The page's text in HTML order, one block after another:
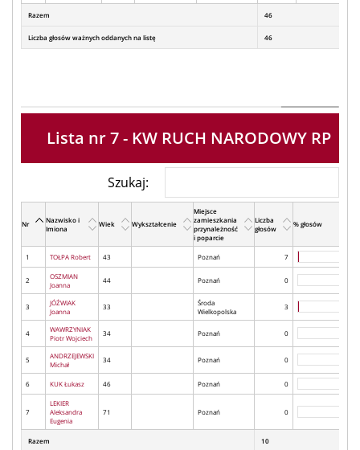
Razem 46
Liczba głosów ważnych oddanych na listę 46
Lista nr 7 - KW RUCH NARODOWY RP
Szukaj:
Nr
Nazwisko i
Imiona
Wiek Wykształcenie
Miejsce
zamieszkania
przynależność
i poparcie
Liczba
głosów
% głosów
1 TOŁPA Robert 43 Poznań 7
2
OSZMIAN
Joanna
44 Poznań 0
3
JÓŹWIAK
Joanna
33
Środa
Wielkopolska
3
4
WAWRZYNIAK
Piotr Wojciech
34 Poznań 0
5
ANDRZEJEWSKI
Michał
34 Poznań 0
6 KUK Łukasz 46 Poznań 0
7
LEKIER
Aleksandra
Eugenia
71 Poznań 0
Razem 10